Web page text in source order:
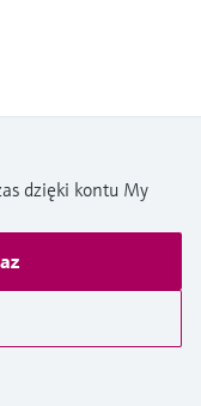
dzięki kontu My